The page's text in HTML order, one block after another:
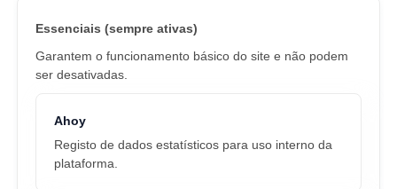
Essenciais (sempre ativas)
Garantem o funcionamento básico do site e não podem
ser desativadas.
Ahoy
Registo de dados estatísticos para uso interno da
plataforma.